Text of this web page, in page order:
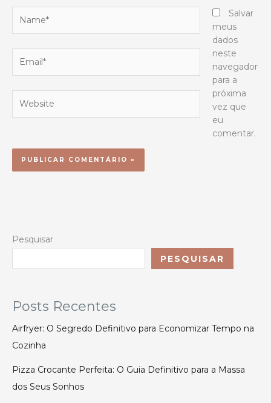
Salvar
meus
dados
neste
navegador
para a
próxima
vez que
eu
comentar.
Pesquisar
PESQUISAR
Posts Recentes
Airfryer: O Segredo Definitivo para Economizar Tempo na
Cozinha
Pizza Crocante Perfeita: O Guia Definitivo para a Massa
dos Seus Sonhos